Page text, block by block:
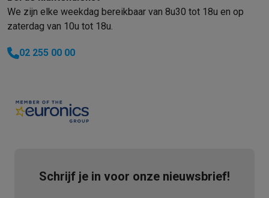
We zijn elke weekdag bereikbaar van 8u30 tot 18u en op
zaterdag van 10u tot 18u.
02 255 00 00
Schrijf je in voor onze nieuwsbrief!